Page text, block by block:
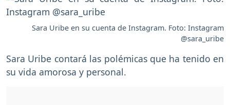
Sara Uribe en su cuenta de Instagram. Foto: Instagram
@sara_uribe
Sara Uribe contará las polémicas que ha tenido en
su vida amorosa y personal.